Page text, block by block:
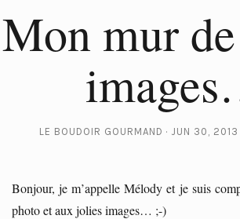
Mon mur
LE BOUDOIR GOURMAND JUN 30, 2013
Bonjour, je m’appelle Mélody et je suis
photo et aux jolies images… ;-)